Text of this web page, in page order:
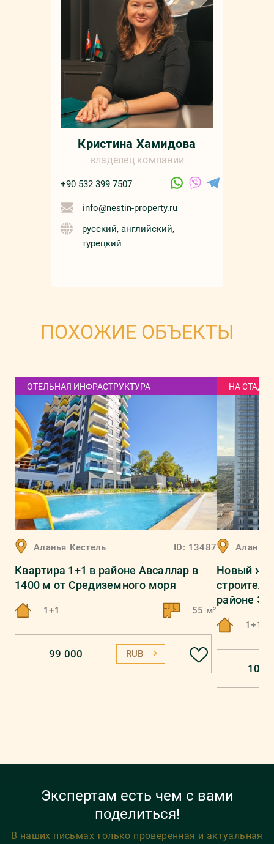
Кристина Хамидова
владелец компании
+90 532 399 7507
info@nestin-property.ru
русский, английский,
турецкий
ПОХОЖИЕ ОБЪЕКТЫ
ОТЕЛЬНАЯ ИНФРАСТРУКТУРА
Аланья Кестель ID: 13487
Квартира 1+1 в районе Авсаллар в
1400 м от Средиземного моря
1+1 55 м²
99 000 RUB
НА
Аланья
Новый
районе
1+1,
107
Экспертам есть чем с вами
поделиться!
В наших письмах только проверенная и актуальная